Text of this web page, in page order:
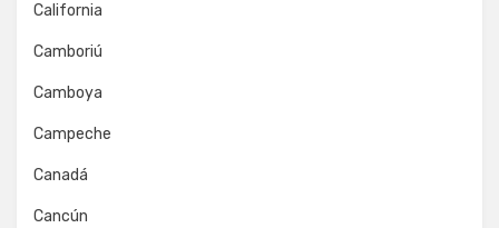
California
Camboriú
Camboya
Campeche
Canadá
Cancún